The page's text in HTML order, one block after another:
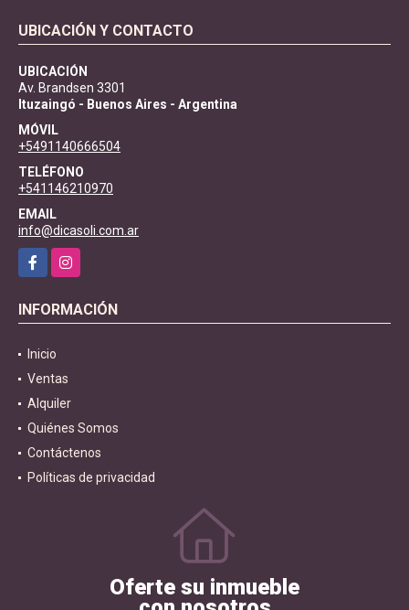
UBICACIÓN Y CONTACTO
UBICACIÓN
Av. Brandsen 3301
Ituzaingó - Buenos Aires - Argentina
MÓVIL
+5491140666504
TELÉFONO
+541146210970
EMAIL
info@dicasoli.com.ar
FacebookInstagram
INFORMACIÓN
Inicio
Ventas
Alquiler
Quiénes Somos
Contáctenos
Políticas de privacidad
Oferte su inmueble